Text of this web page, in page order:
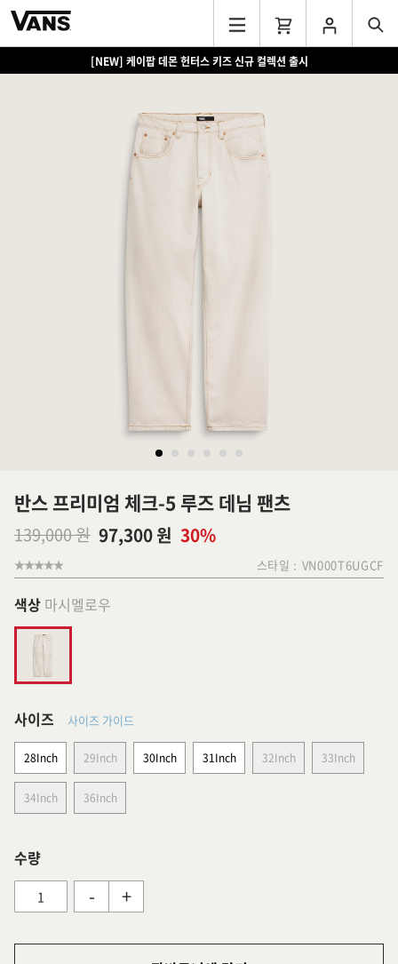
[NEW] 케이팝 데몬 헌터스 키즈 신규 컬렉션 출시
반스 프리미엄 체크-5 루즈 데님 팬츠
139,000 원 97,300 원 30%
스타일 : VN000T6UGCF
색상 마시멜로우
사이즈 사이즈 가이드
28Inch 29Inch 30Inch 31Inch 32Inch 33Inch
34Inch 36Inch
수량
- +